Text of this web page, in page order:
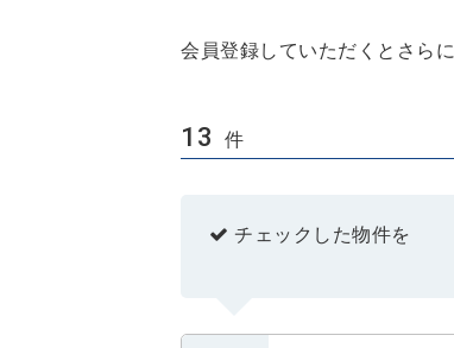
会員登録していただくとさらに
13 件
チェックした物件を